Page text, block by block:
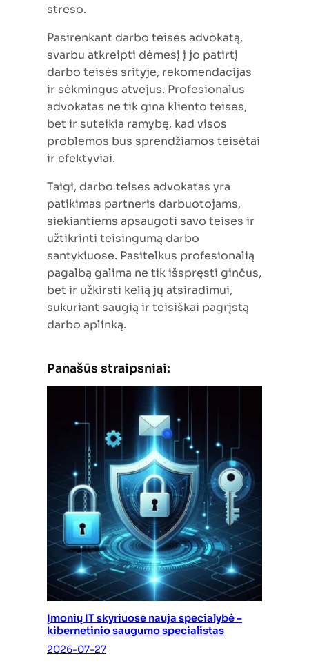
streso.
Pasirenkant darbo teises advokatą,
svarbu atkreipti dėmesį į jo patirtį
darbo teisės srityje, rekomendacijas
ir sėkmingus atvejus. Profesionalus
advokatas ne tik gina kliento teises,
bet ir suteikia ramybę, kad visos
problemos bus sprendžiamos teisėtai
ir efektyviai.
Taigi, darbo teises advokatas yra
patikimas partneris darbuotojams,
siekiantiems apsaugoti savo teises ir
užtikrinti teisingumą darbo
santykiuose. Pasitelkus profesionalią
pagalbą galima ne tik išspręsti ginčus,
bet ir užkirsti kelią jų atsiradimui,
sukuriant saugią ir teisiškai pagrįstą
darbo aplinką.
Panašūs straipsniai:
Įmonių IT skyriuose nauja specialybė –
kibernetinio saugumo specialistas
2026-07-27